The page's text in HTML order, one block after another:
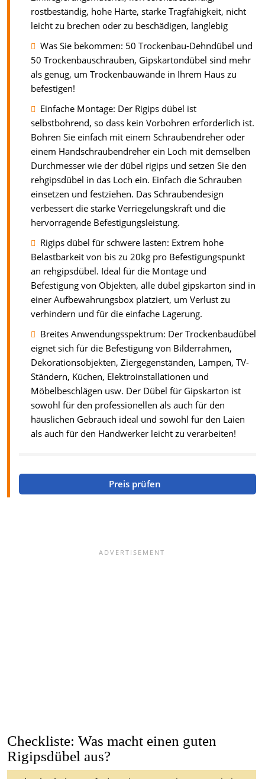
rostbeständig, hohe Härte, starke Tragfähigkeit, nicht
leicht zu brechen oder zu beschädigen, langlebig
Was Sie bekommen: 50 Trockenbau-Dehndübel und
50 Trockenbauschrauben, Gipskartondübel sind mehr
als genug, um Trockenbauwände in Ihrem Haus zu
befestigen!
Einfache Montage: Der Rigips dübel ist
selbstbohrend, so dass kein Vorbohren erforderlich ist.
Bohren Sie einfach mit einem Schraubendreher oder
einem Handschraubendreher ein Loch mit demselben
Durchmesser wie der dübel rigips und setzen Sie den
rehgipsdübel in das Loch ein. Einfach die Schrauben
einsetzen und festziehen. Das Schraubendesign
verbessert die starke Verriegelungskraft und die
hervorragende Befestigungsleistung.
Rigips dübel für schwere lasten: Extrem hohe
Belastbarkeit von bis zu 20kg pro Befestigungspunkt
an rehgipsdübel. Ideal für die Montage und
Befestigung von Objekten, alle dübel gipskarton sind in
einer Aufbewahrungsbox platziert, um Verlust zu
verhindern und für die einfache Lagerung.
Breites Anwendungsspektrum: Der Trockenbaudübel
eignet sich für die Befestigung von Bilderrahmen,
Dekorationsobjekten, Ziergegenständen, Lampen, TV-
Ständern, Küchen, Elektroinstallationen und
Möbelbeschlägen usw. Der Dübel für Gipskarton ist
sowohl für den professionellen als auch für den
häuslichen Gebrauch ideal und sowohl für den Laien
als auch für den Handwerker leicht zu verarbeiten!
Preis prüfen
Checkliste: Was macht einen guten
Rigipsdübel aus?